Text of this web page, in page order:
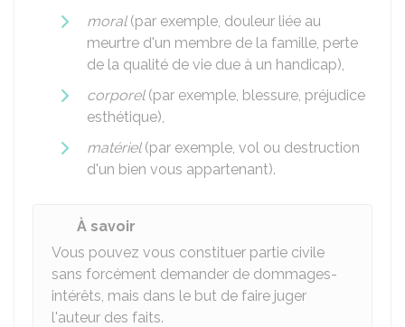
moral(par exemple, douleur liée au
meurtre d'un membre de la famille, perte
de la qualité de vie due à un handicap),
corporel(par exemple, blessure, préjudice
esthétique),
matériel(par exemple, vol ou destruction
d'un bien vous appartenant).
À savoir
Vous pouvez vous constituer partie civile
sans forcément demander de dommages-
intérêts, mais dans le but de faire juger
l'auteur des faits.